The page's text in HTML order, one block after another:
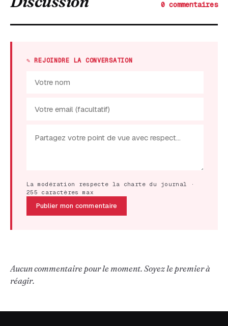
0 commentaires
✎ REJOINDRE LA CONVERSATION
La modération respecte la charte du journal ·
255 caractères max
Publier mon commentaire
Aucun commentaire pour le moment. Soyez le premier à
réagir.